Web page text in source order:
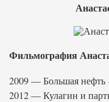
Фильмография
2009 — Большая нефть
2012 — Кулагин и